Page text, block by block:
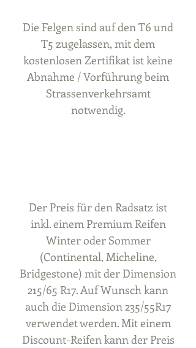
Die Felgen sind auf den T6 und
T5 zugelassen, mit dem
kostenlosen Zertifikat ist keine
Abnahme / Vorführung beim
Strassenverkehrsamt
notwendig.
Der Preis für den Radsatz ist
inkl. einem Premium Reifen
Winter oder Sommer
(Continental, Micheline,
Bridgestone) mit der Dimension
215/65 R17. Auf Wunsch kann
auch die Dimension 235/55R17
verwendet werden. Mit einem
Discount-Reifen kann der Preis